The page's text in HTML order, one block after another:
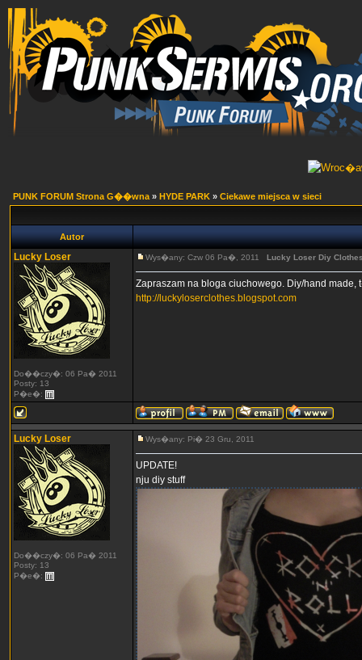
PUNK FORUM Strona G��wna » HYDE PARK » Ciekawe miejsca w sieci
Autor
Lucky Loser
Do��czy�: 06 Pa� 2011
Posty: 13
P�e�:
Wys�any: Czw 06 Pa�, 2011 Lucky Loser Diy
Zapraszam na bloga ciuchowego. Diy/hand made,
http://luckyloserclothes.blogspot.com
Lucky Loser
Do��czy�: 06 Pa� 2011
Posty: 13
P�e�:
Wys�any: Pi� 23 Gru, 2011
UPDATE!
nju diy stuff